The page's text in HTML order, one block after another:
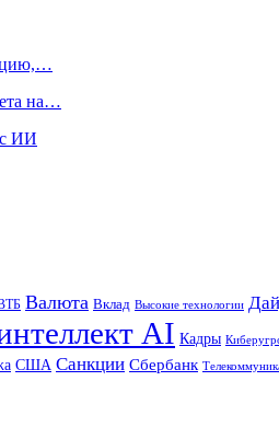
на…
с ИИ
Валюта Вклад Высокие технологии
AI Кадры
США Санкции Сбербанк